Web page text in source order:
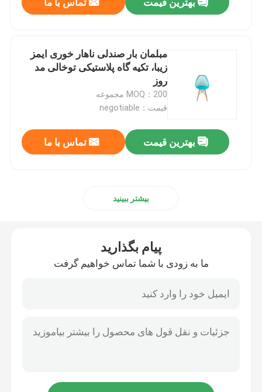
درباره ما
بهترین قیمت تماس با ما
مبلمان بار صندلی ناهار خوری ایمز
زیبا، تکیه گاه پلاستیکی توخالی مد
روز
MOQ：200 مجموعه
قیمت：negotiable
بهترین قیمت تماس با ما
بیشتر ببینید
پیام بگذارید
ما به زودی با شما تماس خواهیم گرفت